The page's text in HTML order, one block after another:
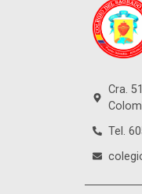
Cra.
Tel.